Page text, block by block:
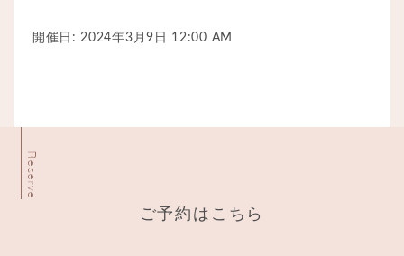
開催日: 2024年3月9日 12:00 AM
Reserve
ご予約はこちら